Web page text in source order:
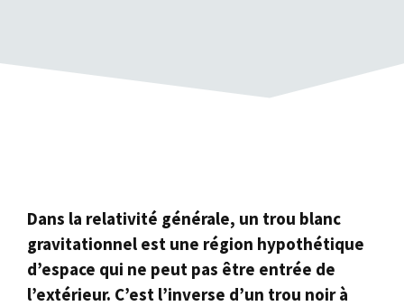
Dans la relativité générale, un trou blanc
gravitationnel est une région hypothétique
d’espace qui ne peut pas être entrée de
l’extérieur. C’est l’inverse d’un trou noir à